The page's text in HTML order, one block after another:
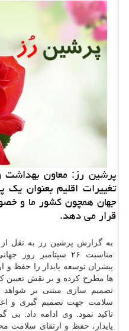
پرشین رز: معاون بهداشت
تغییرات اقلیم بعنوان
جهان همچون كشور ما و
قرار می دهد.
به گزارش پرشین رز به نقل از
مناسبت ۲۶ سپتامبر روز جهانی
پیشران توسعه پایدار را حفظ و
ها مطرح كرده و بر نقش تعیین
تصمیم سازی مبتنی بر
سلامت جهت تصمیم گیری و
تاكید نمود. وی ادامه داد: بی
پایدار، حفظ و ارتقای سلامت